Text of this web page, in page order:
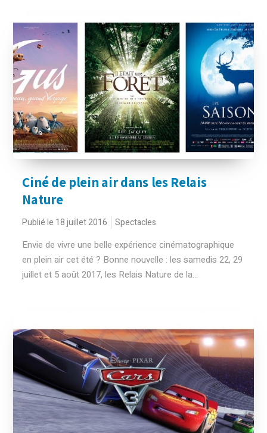
Ciné de plein air dans les Relais
Nature
Publié le 18 juillet 2016 Spectacles
Envie de vivre une belle expérience cinématographique
en plein air cet été ? Bonne nouvelle : les samedis 22, 29
juillet et 5 août 2017, les Relais Nature de la...